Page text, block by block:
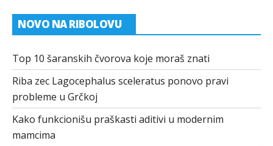
NOVO NA RIBOLOVU
Top 10 šaranskih čvorova koje moraš znati
Riba zec Lagocephalus sceleratus ponovo pravi
probleme u Grčkoj
Kako funkcionišu praškasti aditivi u modernim
mamcima